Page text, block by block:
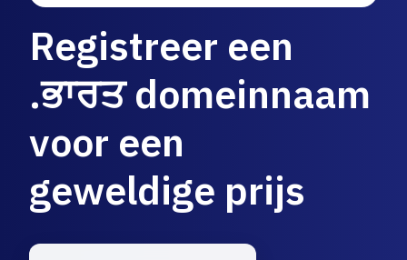
Registreer een
.ਭਾਰਤ domeinnaam
voor een
geweldige prijs